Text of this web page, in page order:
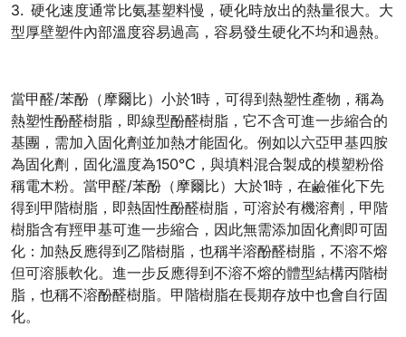
3. 硬化速度通常比氨基塑料慢，硬化時放出的熱量很大。大
型厚壁塑件內部溫度容易過高，容易發生硬化不均和過熱。
當甲醛/苯酚（摩爾比）小於1時，可得到熱塑性產物，稱為
熱塑性酚醛樹脂，即線型酚醛樹脂，它不含可進一步縮合的
基團，需加入固化劑並加熱才能固化。例如以六亞甲基四胺
為固化劑，固化溫度為150℃，與填料混合製成的模塑粉俗
稱電木粉。當甲醛/苯酚（摩爾比）大於1時，在鹼催化下先
得到甲階樹脂，即熱固性酚醛樹脂，可溶於有機溶劑，甲階
樹脂含有羥甲基可進一步縮合，因此無需添加固化劑即可固
化：加熱反應得到乙階樹脂，也稱半溶酚醛樹脂，不溶不熔
但可溶脹軟化。進一步反應得到不溶不熔的體型結構丙階樹
脂，也稱不溶酚醛樹脂。甲階樹脂在長期存放中也會自行固
化。